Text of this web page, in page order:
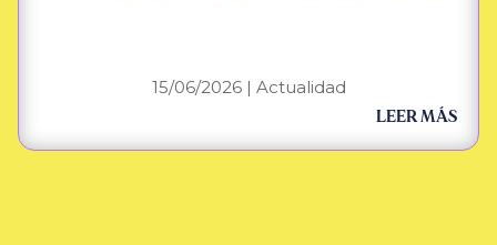
15/06/2026| Actualidad
LEER MÁS